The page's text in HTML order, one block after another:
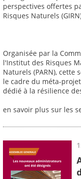
perspectives offertes
Risques Naturels
Organisée par la
l'Institut des Risques
Naturels (PARN),
le cadre du méta-
dédié à la résilience
en savoir plus sur les